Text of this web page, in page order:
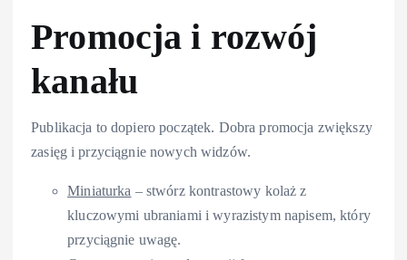
Promocja i rozwój
kanału
Publikacja to dopiero początek. Dobra promocja zwiększy
zasięg i przyciągnie nowych widzów.
Miniaturka – stwórz kontrastowy kolaż z
kluczowymi ubraniami i wyrazistym napisem, który
przyciągnie uwagę.